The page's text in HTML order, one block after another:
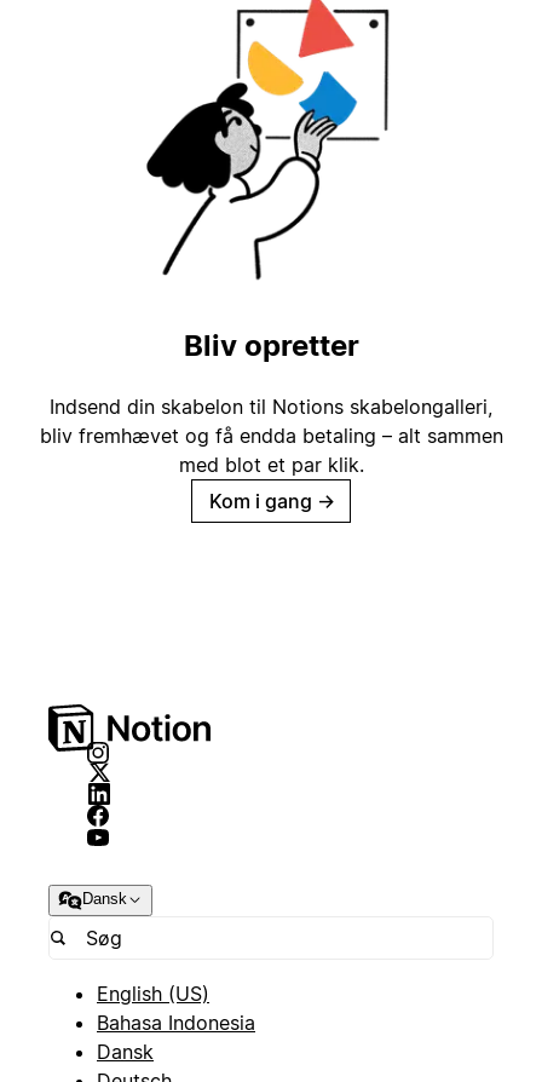
Bliv opretter
Indsend din skabelon til Notions skabelongalleri,
bliv fremhævet og få endda betaling – alt sammen
med blot et par klik.
Kom i gang →
Dansk
English (US)
Bahasa Indonesia
Dansk